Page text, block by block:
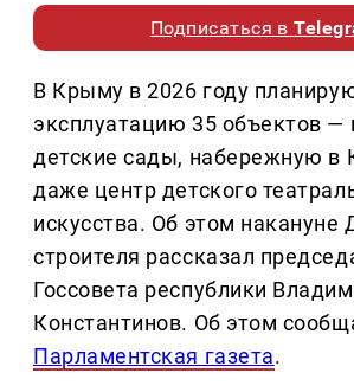
Подписаться в
В Крыму в 2026 году
эксплуатацию 35 объектов
детские сады, набережную в
даже центр детского
искусства. Об этом накануне
строителя рассказал
Госсовета республики
Константинов. Об этом
Парламентская газета.